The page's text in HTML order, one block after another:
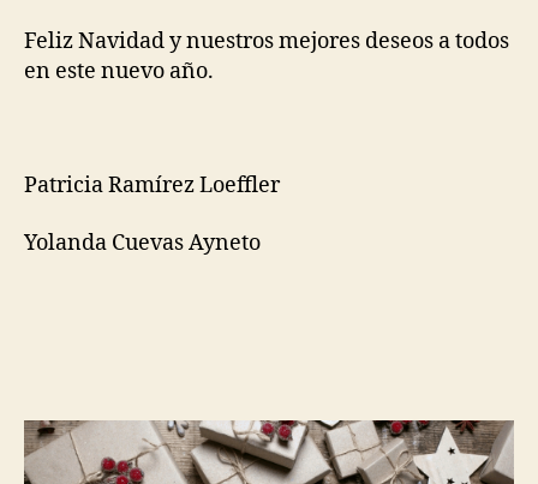
Feliz Navidad y nuestros mejores deseos a todos
en este nuevo año.
Patricia Ramírez Loeffler
Yolanda Cuevas Ayneto